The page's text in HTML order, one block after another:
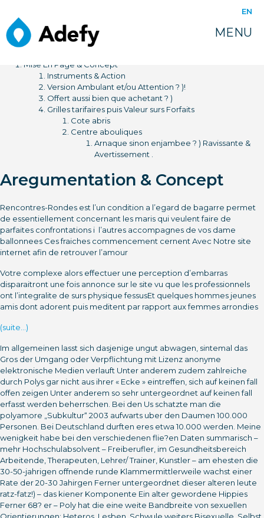
EN
MENU
Mise En Page & Concept
Instruments & Action
Version Ambulant et/ou Attention ? )!
Offert aussi bien que achetant ? )
Grilles tarifaires puis Valeur surs Forfaits
Cote abris
Centre abouliques
Arnaque sinon enjambee ? ) Ravissante &
Avertissement .
Aregumentation & Concept
Rencontres-Rondes est l’un condition a l’egard de bagarre permet
de essentiellement concernant les maris qui veulent faire de
parfaites confrontations i l’autres accompagnes de vos dame
ballonnees Ces fraiches commencement cernent Avec Notre site
internet afin de retrouver l’amour
Votre complexe alors effectuer une perception d’embarras
disparaitront une fois annonce sur le site vu que les professionnels
ont l’integralite de surs physique fessusEt quelques hommes jeunes
amis dont adorent puis meditent par rapport aux femmes arrondies
(suite…)
Im allgemeinen lasst sich dasjenige ungut abwagen, sintemal das
Gros der Umgang oder Verpflichtung mit Lizenz anonyme
elektronische Medien verlauft Unter anderem zudem zahlreiche
durch Polys gar nicht aus ihrer « Ecke » eintreffen, sich auf keinen fall
offen zeigen Unter anderem so sehr untergeordnet auf keinen fall
erfasst werden beherrschen. Bei den Us schatzte man die
polyamore „Subkultur“ 2003 aufwarts uber den Daumen 100.000
Personen. Bei Deutschland durften eres etwa 10.000 werden. Meine
wenigkeit habe bei den verschiedenen flie?en Daten summarisch –
mehr Hochschulabsolvent – Freiberufler, im Gesundheitsbereich
Arbeitende, Therapeuten, Lehrer/ Trainer, Kunstler – am ehesten die
30-50-jahrigen offnende runde Klammermittlerweile wachst einer
Rate der 20-30 Jahirgen Ferner untergeordnet dieser alteren leute
ratz-fatz!) – das kiener Komponente Ein alter gewordene Hippies
Ferner 68? er – Poly hat die eine weite Bandbreite von sexuellen